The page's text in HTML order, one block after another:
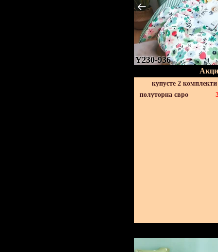
Y230-936
купуєте 2
полуторна євро